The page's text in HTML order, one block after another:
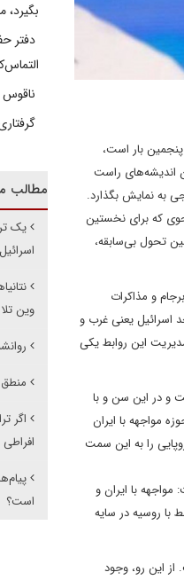
بار است،
اندیشه‌های راست
به نمایش بگذارد.
که برای نخستین
تحول بی‌سابقه،
و مذاکرات
اسرائیل یعنی غرب و
این روابط یکی
پیشین گرداند، این که او در 73 سالگی عمر خود است و در این سن و با
مواجهه با ایران
را به این سمت
با ایران و
روسیه در سایه
این رو، وجود
دفتر
مطالب
یک
وین
اگر
است؟